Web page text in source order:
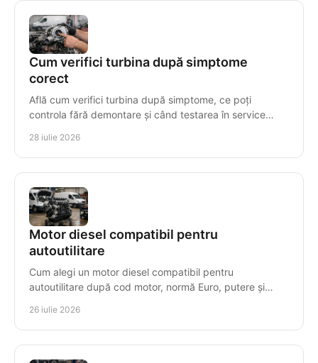
Cum verifici turbina după simptome
corect
Află cum verifici turbina după simptome, ce poți
controla fără demontare și când testarea în service
28 iulie 2026
Motor diesel compatibil pentru
autoutilitare
Cum alegi un motor diesel compatibil pentru
autoutilitare după cod motor, normă Euro, putere și
staționare.
26 iulie 2026